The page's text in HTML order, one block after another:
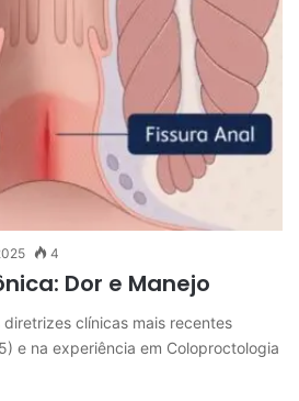
4
Dor e Manejo
clínicas mais recentes
e na experiência em Coloproctologia